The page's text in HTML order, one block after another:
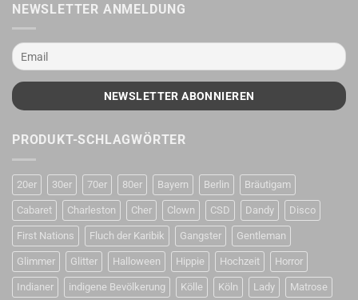
NEWSLETTER ANMELDUNG
PRODUKT-SCHLAGWÖRTER
20er 30er 70er 80er Bayern Berlin Bräutigam
Cabaret Charleston Cher Clown CSD Dandy Disco
First Nations Fluch der Karibik Gangster Gentleman
Glimmer Glitter Halloween Hippie Hochzeit Horror
Indianer indigene Bevölkerung Kölle Köln Lady Matrose